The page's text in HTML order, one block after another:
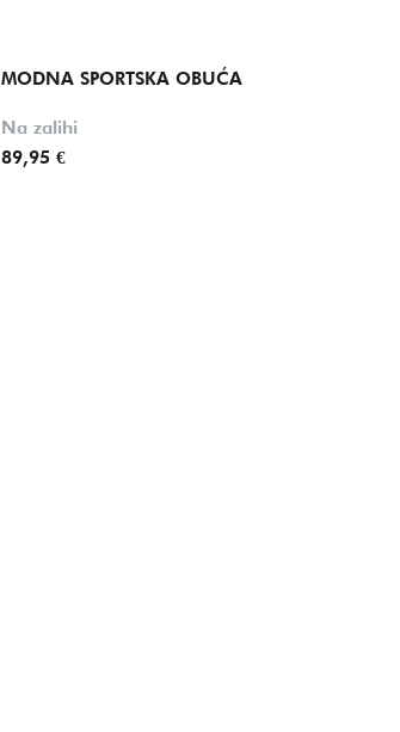
MODNA SPORTSKA OBUĆA
Na zalihi
89,95 €